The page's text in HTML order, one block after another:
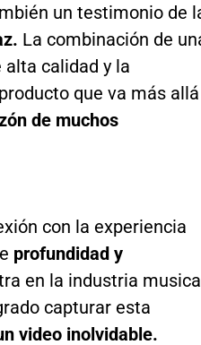
un testimonio de
La combinación de
calidad y la
que va más allá
de muchos
con la experiencia
profundidad y
en la industria
capturar esta
video inolvidable.